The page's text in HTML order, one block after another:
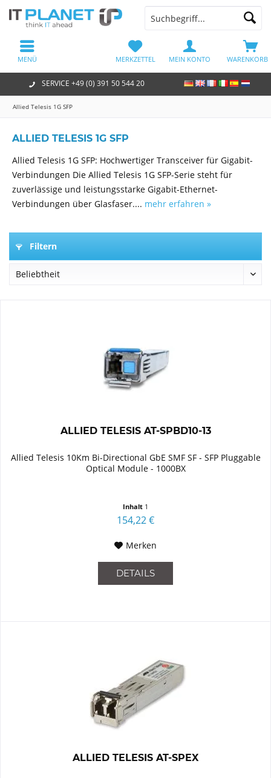
SERVICE +49 (0) 391 50 544 20
WARENKORB
MERKZETTEL MEIN KONTO
MENÜ
Allied Telesis 1G SFP
ALLIED TELESIS 1G SFP
Allied Telesis 1G SFP: Hochwertiger Transceiver für Gigabit-
Verbindungen Die Allied Telesis 1G SFP-Serie steht für
zuverlässige und leistungsstarke Gigabit-Ethernet-
Verbindungen über Glasfaser.... mehr erfahren »
Filtern
ALLIED TELESIS AT-SPBD10-13
Allied Telesis 10Km Bi-Directional GbE SMF SF - SFP Pluggable
Optical Module - 1000BX
Inhalt 1
154,22 €
Merken
DETAILS
ALLIED TELESIS AT-SPEX